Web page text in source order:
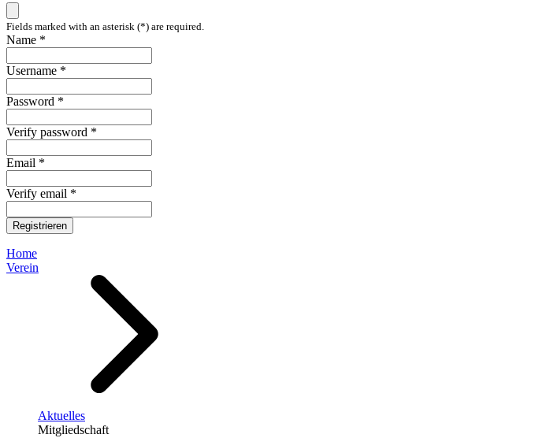
Fields marked with an asterisk (*) are required.
Name *
Username *
Password *
Verify password *
Email *
Verify email *
Registrieren
Home
Verein
Aktuelles
Mitgliedschaft